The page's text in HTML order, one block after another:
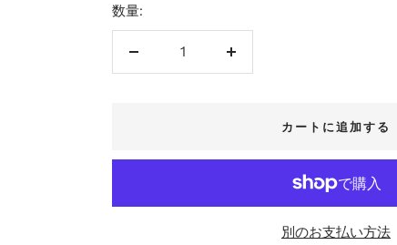
数量:
ら
数
や
カートに追加する
別のお支払い方法